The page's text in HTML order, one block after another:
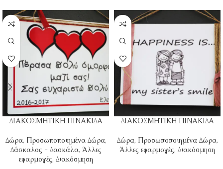
ΔΙΑΚΟΣΜΗΤΙΚΗ ΠΙΝΑΚΙΔΑ
Δώρα, Προσωποποιημένα Δώρα,
Δάσκαλος - Δασκάλα, Άλλες
εφαρμογές, Διακόσμηση
ΔΙΑΚΟΣΜΗΤΙΚΗ ΠΙΝΑΚΙΔΑ
Δώρα, Προσωποποιημένα Δώρα,
Άλλες εφαρμογές, Διακόσμηση